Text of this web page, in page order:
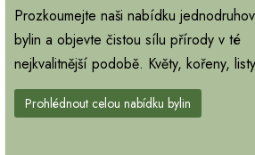
Prozkoumejte naši nabídku
bylin a objevte čistou sílu přírody v té
nejkvalitnější podobě. Květy, kořeny,
Prohlédnout celou nabídku bylin